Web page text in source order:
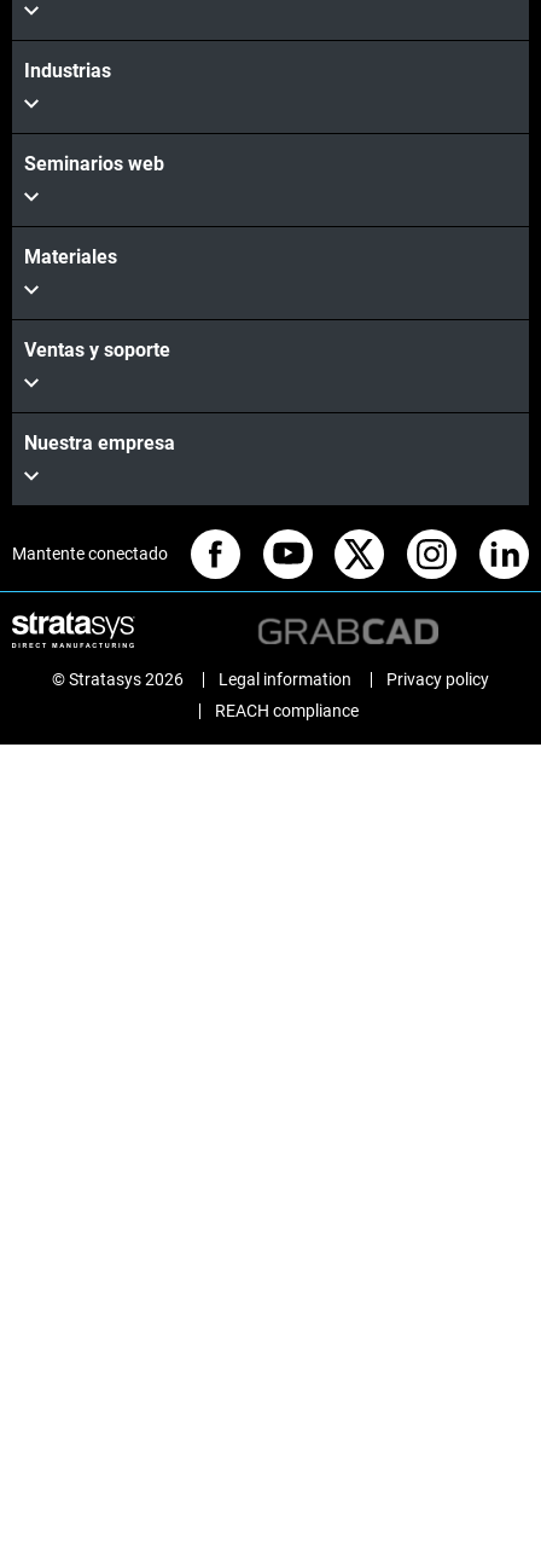
Industrias
Seminarios web
Materiales
Ventas y soporte
Nuestra empresa
Mantente conectado
© Stratasys 2026 Legal information
Privacy policy
REACH compliance